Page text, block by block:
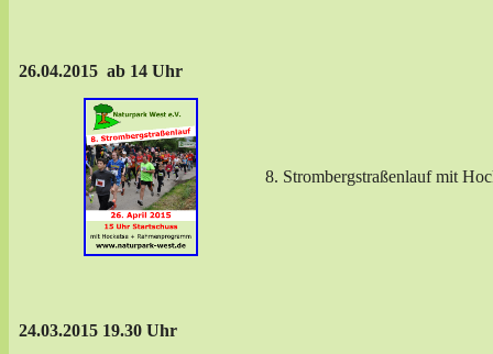
26.04.2015 ab 14 Uhr
8. Strombergstraßenlauf mit
24.03.2015 19.30 Uhr